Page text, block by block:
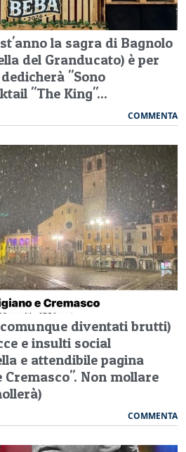
la sagra di Bagnolo
del Granducato) è per
"Sono
"The King"...
COMMENTA
diventati brutti)
e insulti social
e attendibile pagina
Non mollare
COMMENTA